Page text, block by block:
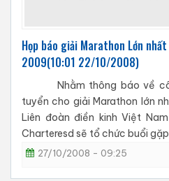
Họp báo giải Marathon Lớn
2009(10:01 22/10/2008)
Nhằm thông báo về
tuyển cho giải Marathon lớn
Liên đoàn điền kinh Việt
Charteresd sẽ tổ chức buổi
27/10/2008 - 09:25